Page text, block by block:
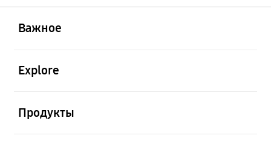
Важное
Explore
Продукты